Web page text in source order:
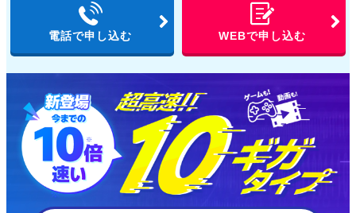
電話で申し込む WEBで申し込む